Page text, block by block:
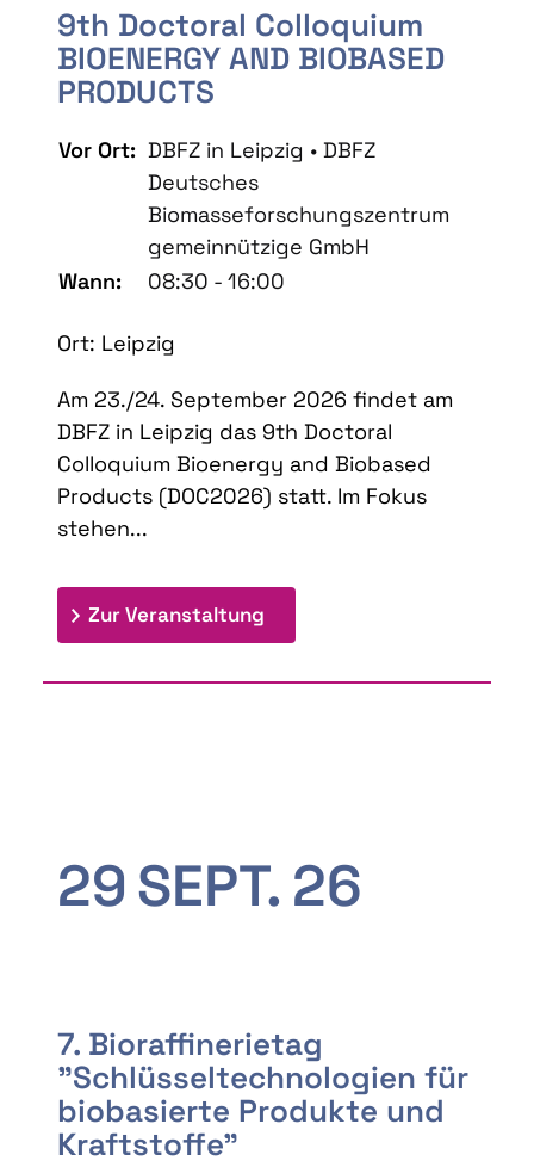
9th Doctoral Colloquium
BIOENERGY AND BIOBASED
PRODUCTS
Vor Ort: DBFZ in Leipzig • DBFZ
Deutsches
Biomasseforschungszentrum
gemeinnützige GmbH
Wann:
08:30 - 16:00
Ort: Leipzig
Am 23./24. September 2026 findet am
DBFZ in Leipzig das 9th Doctoral
Colloquium Bioenergy and Biobased
Products (DOC2026) statt. Im Fokus
stehen...
Zur Veranstaltung
29SEPT. 26
7. Bioraffinerietag
"Schlüsseltechnologien für
biobasierte Produkte und
Kraftstoffe"